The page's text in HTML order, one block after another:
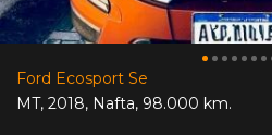
Ford Ecosport Se
MT, 2018, Nafta, 98.000 km.